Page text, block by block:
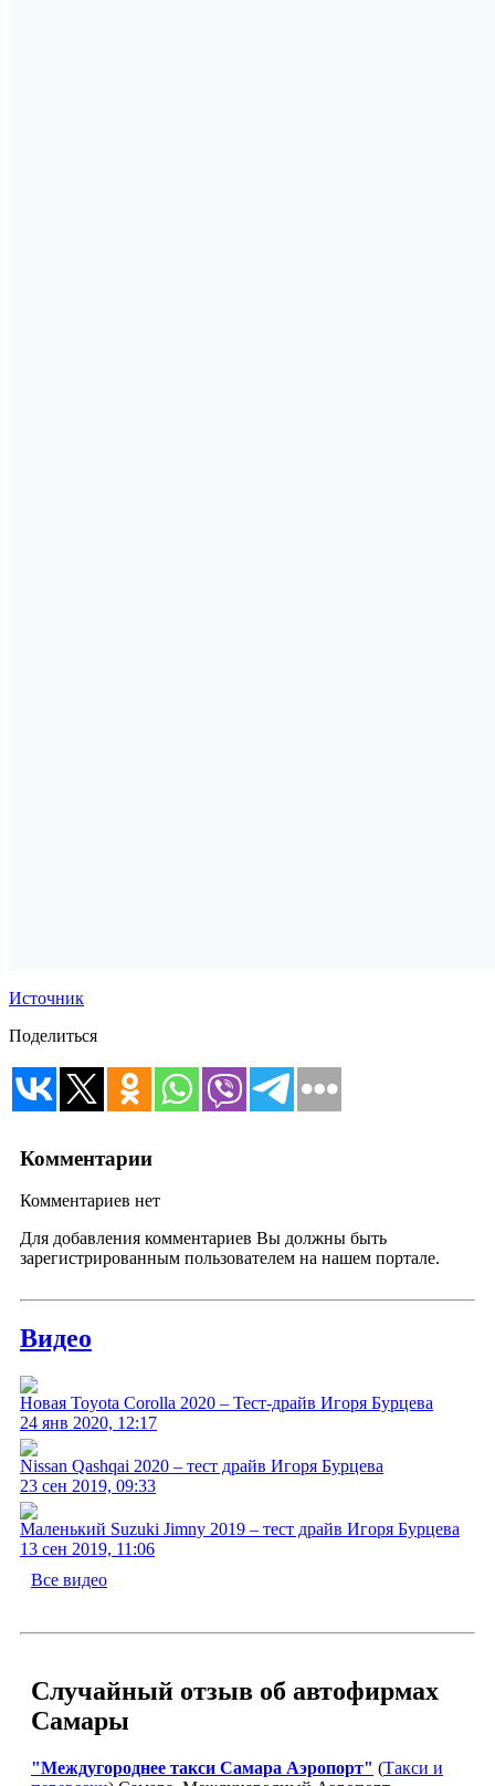
Источник
Поделиться
Комментарии
Комментариев нет
Для добавления комментариев Вы должны быть
зарегистрированным пользователем на нашем портале.
Видео
Новая Toyota Corolla 2020 – Тест-драйв Игоря Бурцева
24 янв 2020, 12:17
Nissan Qashqai 2020 – тест драйв Игоря Бурцева
23 сен 2019, 09:33
Маленький Suzuki Jimny 2019 – тест драйв Игоря Бурцева
13 сен 2019, 11:06
Все видео
Случайный отзыв об автофирмах
Самары
"Междугороднее такси Самара Аэропорт" (Такси и